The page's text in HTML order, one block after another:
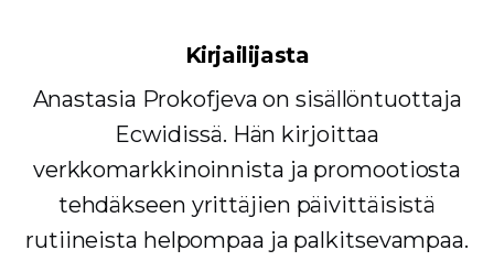
Kirjailijasta
Anastasia Prokofjeva on sisällöntuottaja
Ecwidissä. Hän kirjoittaa
verkkomarkkinoinnista ja promootiosta
tehdäkseen yrittäjien päivittäisistä
rutiineista helpompaa ja palkitsevampaa.